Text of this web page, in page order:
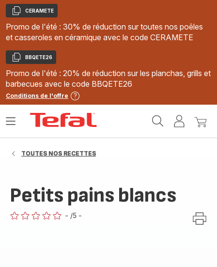
Copier
CERAMETE
Promo de l'été : 30% de réduction sur toutes nos poêles
et casseroles en céramique avec le code CERAMETE
Copier
BBQETE26
Promo de l'été : 20% de réduction sur les planchas, grills et
barbecues avec le code BBQETE26
Conditions de l'offre
MonMon
Ouvrir
TOUTES NOS RECETTES
Petits pains blancs
- /5 -